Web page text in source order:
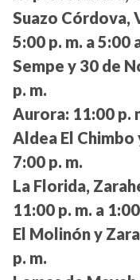
Suazo Córdova,
5:00 p. m. a 5:00
Sempe y 30 de
p. m.
Aurora: 11:00 p.
Aldea El Chimbo
7:00 p. m.
La Florida,
11:00 p. m. a
El Molinón y
p. m.